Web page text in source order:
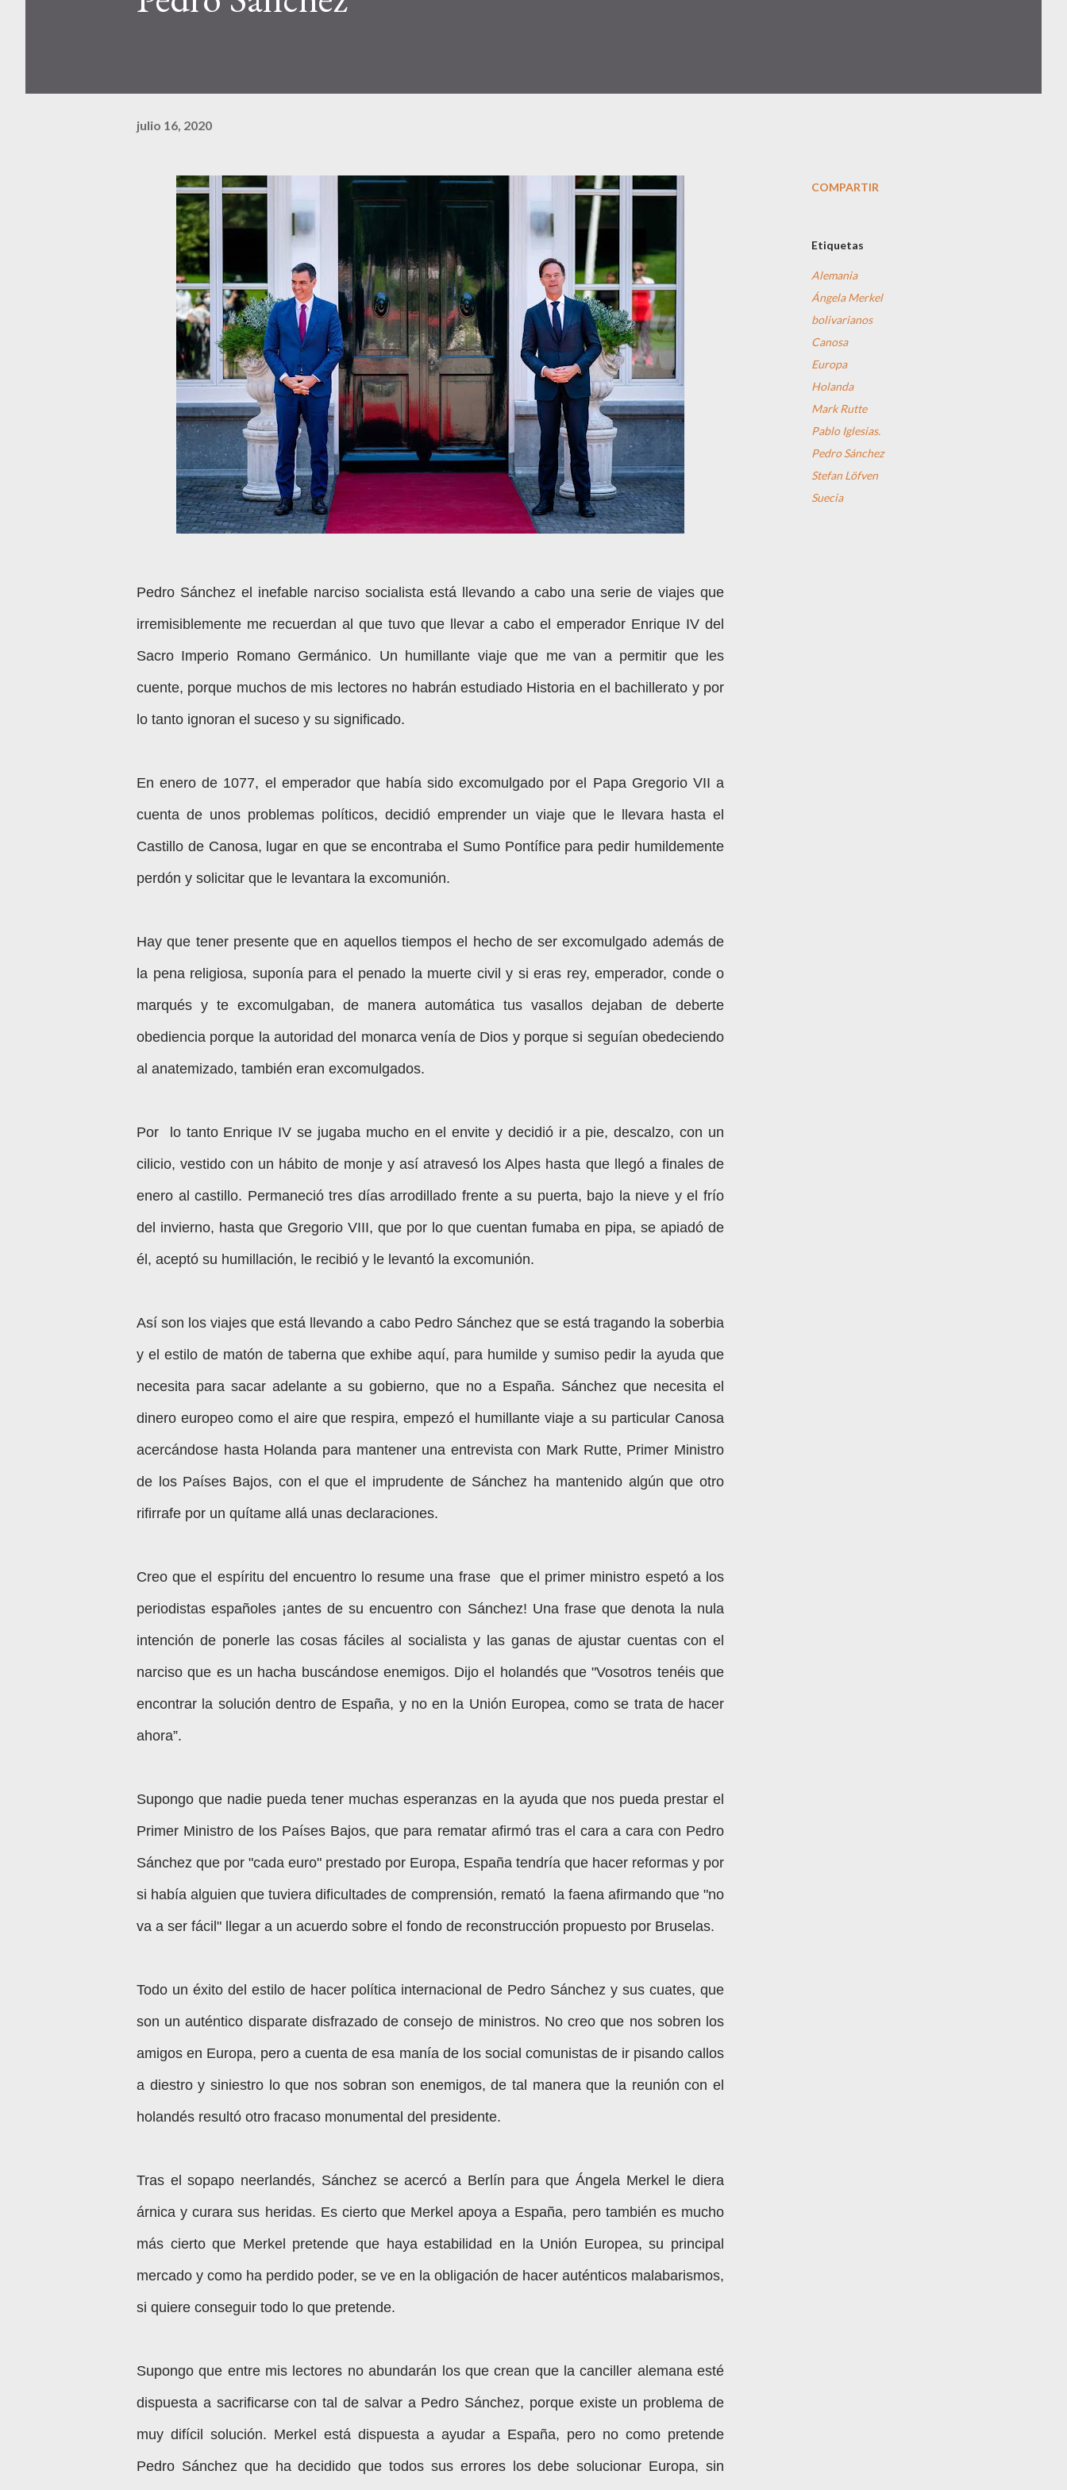
julio 16, 2020
Pedro Sánchez el inefable narciso socialista está llevando a cabo una serie de viajes que
irremisiblemente me recuerdan al que tuvo que llevar a cabo el emperador Enrique IV del
Sacro Imperio Romano Germánico. Un humillante viaje que me van a permitir que les
cuente, porque muchos de mis lectores no habrán estudiado Historia en el bachillerato y por
lo tanto ignoran el suceso y su significado.
En enero de 1077, el emperador que había sido excomulgado por el Papa Gregorio VII a
cuenta de unos problemas políticos, decidió emprender un viaje que le llevara hasta el
Castillo de Canosa, lugar en que se encontraba el Sumo Pontífice para pedir humildemente
perdón y solicitar que le levantara la excomunión.
Hay que tener presente que en aquellos tiempos el hecho de ser excomulgado además de
la pena religiosa, suponía para el penado la muerte civil y si eras rey, emperador, conde o
marqués y te excomulgaban, de manera automática tus vasallos dejaban de deberte
obediencia porque la autoridad del monarca venía de Dios y porque si seguían obedeciendo
al anatemizado, también eran excomulgados.
Por
lo tanto Enrique IV se jugaba mucho en el envite y decidió ir a pie, descalzo, con un
cilicio, vestido con un hábito de monje y así atravesó los Alpes hasta que llegó a finales de
enero al castillo. Permaneció tres días arrodillado frente a su puerta, bajo la nieve y el frío
del invierno, hasta que Gregorio VIII, que por lo que cuentan fumaba en pipa, se apiadó de
él, aceptó su humillación, le recibió y le levantó la excomunión.
Así son los viajes que está llevando a cabo Pedro Sánchez que se está tragando la soberbia
y el estilo de matón de taberna que exhibe aquí, para humilde y sumiso pedir la ayuda que
necesita para sacar adelante a su gobierno, que no a España. Sánchez que necesita el
dinero europeo como el aire que respira, empezó el humillante viaje a su particular Canosa
acercándose hasta Holanda para mantener una entrevista con Mark Rutte, Primer Ministro
de los Países Bajos, con el que el imprudente de Sánchez ha mantenido algún que otro
rifirrafe por un quítame allá unas declaraciones.
Creo que el espíritu del encuentro lo resume una frase que el primer ministro espetó a los
periodistas españoles ¡antes de su encuentro con Sánchez! Una frase que denota la nula
intención de ponerle las cosas fáciles al socialista y las ganas de ajustar cuentas con el
narcisoque es un hacha buscándose enemigos. Dijo el holandés que "Vosotros tenéis que
encontrar la solución dentro de España, y no en la Unión Europea, como se trata de hacer
ahora”.
Supongo que nadie pueda tener muchas esperanzas en la ayuda que nos pueda prestar el
Primer Ministro de los Países Bajos, que para rematar afirmó tras el cara a cara con Pedro
Sánchez que por "cada euro" prestado por Europa, España tendría que hacer reformas y por
si había alguien que tuviera dificultades de comprensión, remató la faena afirmando que "no
va a ser fácil" llegar a un acuerdo sobre el fondo de reconstrucción propuesto por Bruselas.
Todo un éxito del estilo de hacer política internacional de Pedro Sánchez y sus cuates, que
son un auténtico disparate disfrazado de consejo de ministros. No creo que nos sobren los
amigos en Europa, pero a cuenta de esa manía de los social comunistas de ir pisando callos
a diestro y siniestro lo que nos sobran son enemigos, de tal manera que la reunión con el
holandés resultó otro fracaso monumental del presidente.
Tras el sopapo neerlandés, Sánchez se acercó a Berlín para que Ángela Merkel le diera
árnica y curara sus heridas. Es cierto que Merkel apoya a España, pero también es mucho
más cierto que Merkel pretende que haya estabilidad en la Unión Europea, su principal
mercado y como ha perdido poder, se ve en la obligación de hacer auténticos malabarismos,
si quiere conseguir todo lo que pretende.
Supongo que entre mis lectores no abundarán los que crean que la canciller alemana esté
dispuesta a sacrificarse con tal de salvar a Pedro Sánchez, porque existe un problema de
muy difícil solución. Merkel está dispuesta a ayudar a España, pero no como pretende
Pedro Sánchez que ha decidido que todos sus errores los debe solucionar Europa, sin
COMPARTIR
Etiquetas
Alemania
Ángela Merkel
bolivarianos
Canosa
Europa
Holanda
Mark Rutte
Pablo Iglesias.
Pedro Sánchez
Stefan Löfven
Suecia